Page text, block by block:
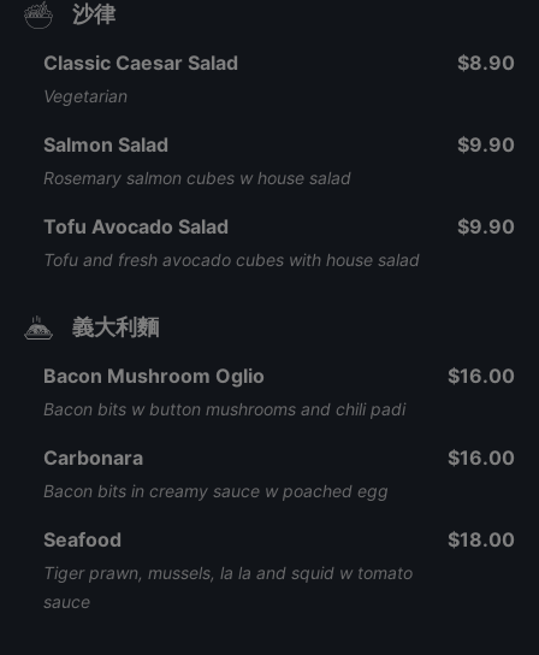
沙律
Classic Caesar Salad
Vegetarian
$8.90
Salmon Salad
Rosemary salmon cubes w house salad
$9.90
Tofu Avocado Salad
Tofu and fresh avocado cubes with house salad
$9.90
義大利麵
Bacon Mushroom Oglio
Bacon bits w button mushrooms and chili padi
$16.00
Carbonara
Bacon bits in creamy sauce w poached egg
$16.00
Seafood
Tiger prawn, mussels, la la and squid w tomato
sauce
$18.00